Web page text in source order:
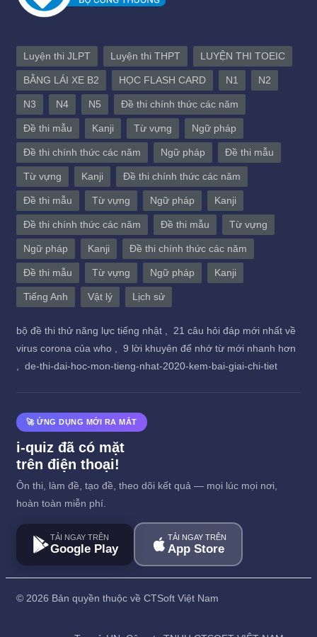
Luyện thi JLPT Luyện thi THPT LUYỆN THI TOEIC
BẰNG LÁI XE B2 HỌC FLASH CARD N1 N2
N3 N4 N5 Đề thi chính thức các năm
Đề thi mẫu Kanji Từ vựng Ngữ pháp
Đề thi chính thức các năm Ngữ pháp Đề thi mẫu
Từ vựng Kanji Đề thi chính thức các năm
Đề thi mẫu Từ vựng Ngữ pháp Kanji
Đề thi chính thức các năm Đề thi mẫu Từ vựng
Ngữ pháp Kanji Đề thi chính thức các năm
Đề thi mẫu Từ vựng Ngữ pháp Kanji
Tiếng Anh Vật lý Lịch sử
bộ đề thi thử năng lực tiếng nhật , 21 câu hỏi đáp mới nhất về
virus corona của who , 9 lời khuyên để nhớ từ mới nhanh hơn
, de-thi-dai-hoc-mon-tieng-nhat-2020-kem-bai-giai-chi-tiet
🚀 ỨNG DỤNG MỚI RA MẮT
i-quiz đã có mặt
trên điện thoại!
Ôn thi, làm đề, tạo đề, theo dõi kết quả — mọi lúc mọi nơi,
hoàn toàn miễn phí.
TẢI NGAY TRÊN
Google Play
TẢI NGAY TRÊN
App Store
© 2026 Bản quyền thuộc về CTSoft Việt Nam